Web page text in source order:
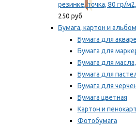
резинке, точка, 80 гр/
250 руб
Бумага, картон и
Бумага для
Бумага для
Бумага для
Бумага для
Бумага для
Бумага цветная
Картон и
Фотобумага